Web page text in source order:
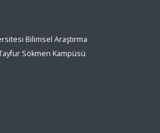
Bilimsel Araştırma
Sökmen Kampüsü